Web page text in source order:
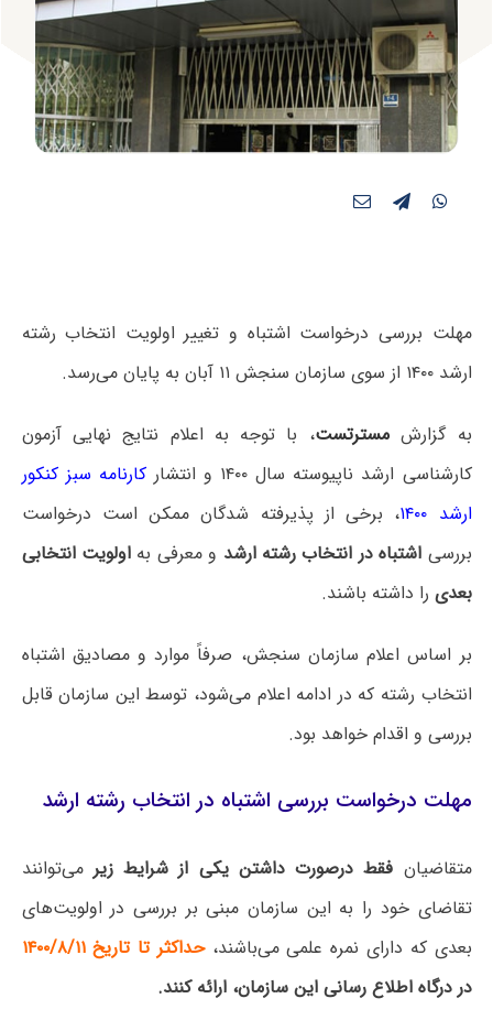
مهلت بررسی درخواست اشتباه و تغییر اولویت انتخاب رشته
ارشد ۱۴۰۰ از سوی سازمان سنجش ۱۱ آبان به پایان می‌رسد‌.
به گزارشمسترتست، با توجه به اعلام نتایج نهایی آزمون
کارشناسی ارشد ناپیوسته سال ۱۴۰۰ و انتشار
کارنامه سبز کنکور
ارشد ۱۴۰۰
، برخی از پذیرفته شدگان ممکن است درخواست
بررسی اشتباه در انتخاب رشته ارشد و معرفی بهاولویت انتخابی
بعدی را داشته باشند.
بر اساس اعلام سازمان سنجش، صرفاً موارد و مصادیق اشتباه
انتخاب رشته که در ادامه اعلام می‌شود، توسط این سازمان قابل
بررسی و اقدام خواهد بود.
مهلت درخواست بررسی اشتباه در انتخاب رشته ارشد
متقاضیان فقط درصورت داشتن یکی از شرایط زیرمی‌توانند
تقاضای خود را به این سازمان مبنی بر بررسی در اولویت‌های
بعدی که دارای نمره علمی می‌باشند، حداکثر تا تاریخ ۱۴۰۰/۸/۱۱
در درگاه اطلاع رسانی این سازمان، ارائه کنند.